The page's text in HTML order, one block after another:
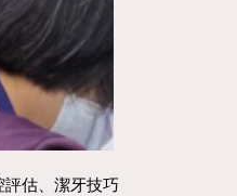
估、潔牙技巧